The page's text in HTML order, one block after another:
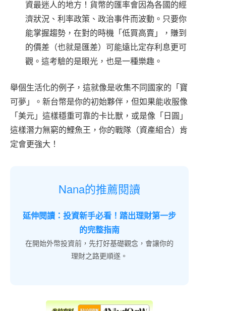
資最迷人的地方！貨幣的匯率會因為各國的經
濟狀況、利率政策、政治事件而波動。只要你
能掌握趨勢，在對的時機「低買高賣」，賺到
的價差（也就是匯差）可能遠比定存利息更可
觀。這考驗的是眼光，也是一種樂趣。
舉個生活化的例子，這就像是收集不同國家的「寶
可夢」。新台幣是你的初始夥伴，但如果能收服像
「美元」這樣穩重可靠的卡比獸，或是像「日圓」
這樣潛力無窮的鯉魚王，你的戰隊（資產組合）肯
定會更強大！
Nana的推薦閱讀
延伸閱讀：投資新手必看！踏出理財第一步
的完整指南
在開始外幣投資前，先打好基礎觀念，會讓你的
理財之路更順遂。